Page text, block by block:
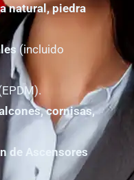
natural, piedra
(incluido
cornisas,
de Ascensores